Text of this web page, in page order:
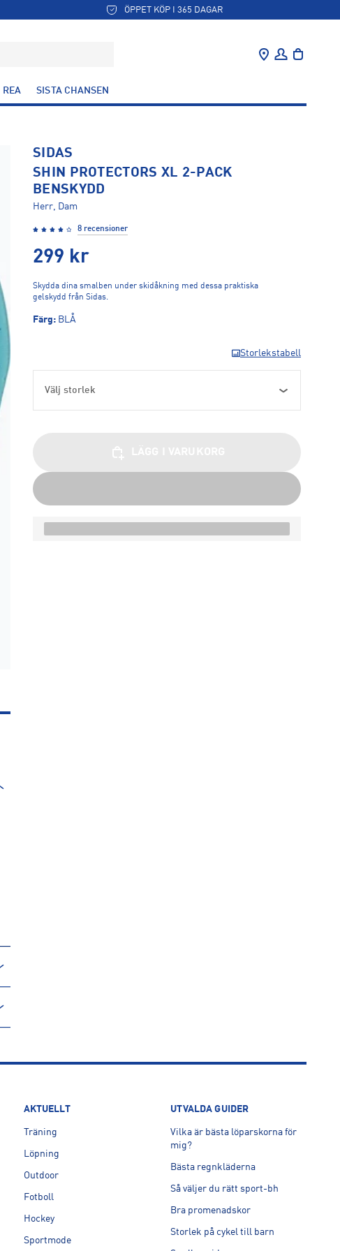
ÖPPET KÖP I 365 DAGAR
REA SISTA CHANSEN
SIDAS
SHIN PROTECTORS XL 2-PACK
BENSKYDD
Herr, Dam
8 recensioner
299 kr
Skydda dina smalben under skidåkning med dessa praktiska
gelskydd från Sidas.
Färg: BLÅ
Storlekstabell
Välj storlek
AKTUELLT
Träning
Löpning
Outdoor
Fotboll
Hockey
Sportmode
UTVALDA GUIDER
Vilka är bästa löparskorna för
mig?
Bästa regnkläderna
Så väljer du rätt sport-bh
Bra promenadskor
Storlek på cykel till barn